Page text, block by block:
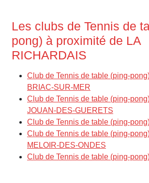
Les clubs de Tennis de
pong) à proximité de LA
RICHARDAIS
Club de Tennis de table (ping-
BRIAC-SUR-MER
Club de Tennis de table (ping-
JOUAN-DES-GUERETS
Club de Tennis de table (ping-
Club de Tennis de table (ping-
MELOIR-DES-ONDES
Club de Tennis de table (ping-